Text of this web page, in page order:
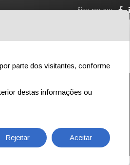
Siga-nos no:
NÓS DOWNLOAD CONTATOS
parte dos visitantes, conforme
destas informações ou
Rejeitar Aceitar